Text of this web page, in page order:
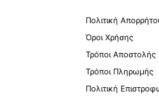
Πολιτική
Όροι Χρήσης
Τρόποι Αποστολής
Τρόποι Πληρωμής
Πολιτική